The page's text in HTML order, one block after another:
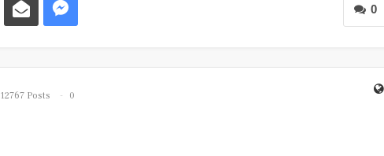
0
12767 Posts
0